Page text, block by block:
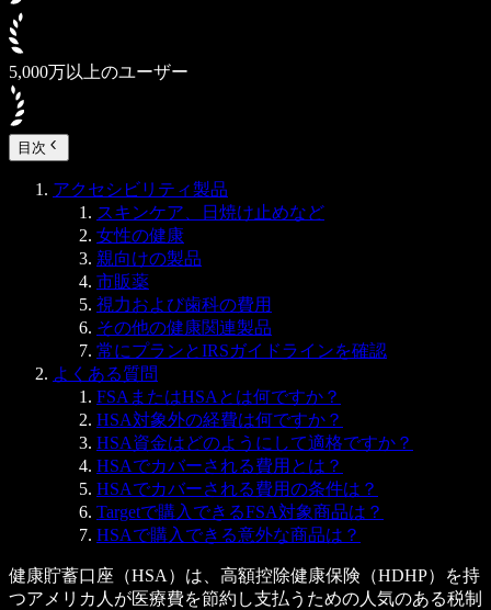
5,000万以上のユーザー
目次
アクセシビリティ製品
スキンケア、日焼け止めなど
女性の健康
親向けの製品
市販薬
視力および歯科の費用
その他の健康関連製品
常にプランとIRSガイドラインを確認
よくある質問
FSAまたはHSAとは何ですか？
HSA対象外の経費は何ですか？
HSA資金はどのようにして適格ですか？
HSAでカバーされる費用とは？
HSAでカバーされる費用の条件は？
Targetで購入できるFSA対象商品は？
HSAで購入できる意外な商品は？
健康貯蓄口座（HSA）は、高額控除健康保険（HDHP）を持
つアメリカ人が医療費を節約し支払うための人気のある税制